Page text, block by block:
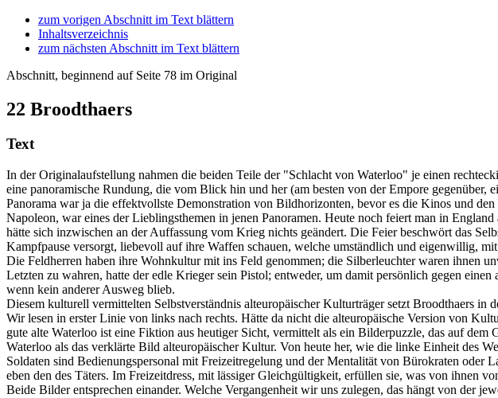
zum vorigen Abschnitt im Text blättern
Inhaltsverzeichnis
zum nächsten Abschnitt im Text blättern
Abschnitt, beginnend auf Seite 78 im Original
22 Broodthaers
Text
In der Originalaufstellung nahmen die beiden Teile der "Schlacht von Waterloo" je einen
eine panoramische Rundung, die vom Blick hin und her (am besten von der Empore
Panorama war ja die effektvollste Demonstration von Bildhorizonten, bevor es die Kinos und
Napoleon, war eines der Lieblingsthemen in jenen Panoramen. Heute noch feiert man in
hätte sich inzwischen an der Auffassung vom Krieg nichts geändert. Die Feier beschwört das
Kampfpause versorgt, liebevoll auf ihre Waffen schauen, welche umständlich und eigenwillig,
Die Feldherren haben ihre Wohnkultur mit ins Feld genommen; die Silberleuchter waren
Letzten zu wahren, hatte der edle Krieger sein Pistol; entweder, um damit persönlich gegen
wenn kein anderer Ausweg blieb.
Diesem kulturell vermittelten Selbstverständnis alteuropäischer Kulturträger setzt Broodthaers in
Wir lesen in erster Linie von links nach rechts. Hätte da nicht die alteuropäische Version von
gute alte Waterloo ist eine Fiktion aus heutiger Sicht, vermittelt als ein Bilderpuzzle, das auf
Waterloo als das verklärte Bild alteuropäischer Kultur. Von heute her, wie die linke Einheit des
Soldaten sind Bedienungspersonal mit Freizeitregelung und der Mentalität von Bürokraten
eben den des Täters. Im Freizeitdress, mit lässiger Gleichgültigkeit, erfüllen sie, was von ihnen
Beide Bilder entsprechen einander. Welche Vergangenheit wir uns zulegen, das hängt von der